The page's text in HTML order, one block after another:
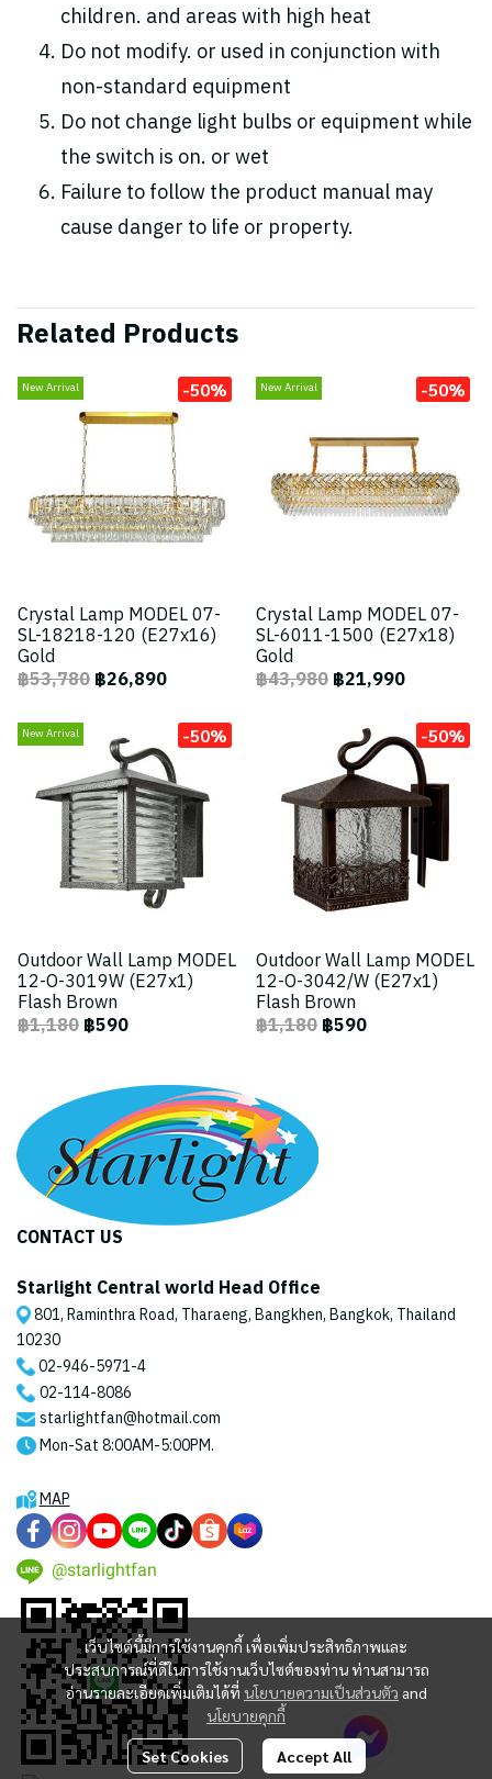
children. and areas with high heat
Do not modify. or used in conjunction with
non-standard equipment
Do not change light bulbs or equipment while
the switch is on. or wet
Failure to follow the product manual may
cause danger to life or property.
Related Products
New Arrival -50%
Crystal Lamp MODEL 07-
SL-18218-120 (E27x16)
Gold
฿53,780฿26,890
New Arrival -50%
Crystal Lamp MODEL 07-
SL-6011-1500 (E27x18)
Gold
฿43,980฿21,990
New Arrival -50%
Outdoor Wall Lamp MODEL
12-O-3019W (E27x1)
Flash Brown
฿1,180฿590
-50%
Outdoor Wall Lamp MODEL
12-O-3042/W (E27x1)
Flash Brown
฿1,180฿590
เว็บไซต์นี้มีการใช้งานคุกกี้ เพื่อเพิ่มประสิทธิภาพและ
ประสบการณ์ที่ดีในการใช้งานเว็บไซต์ของท่าน ท่านสามารถ
อ่านรายละเอียดเพิ่มเติมได้ที่ นโยบายความเป็นส่วนตัว and
นโยบายคุกกี้
Set Cookies Accept All
CONTACT US
Starlight Central world Head Office
801, Raminthra Road, Tharaeng, Bangkhen, Bangkok, Thailand
10230
02-946-5971-4
02-114-8086
starlightfan@hotmail.com
Mon-Sat 8:00AM-5:00PM.
MAP
@starlightfan